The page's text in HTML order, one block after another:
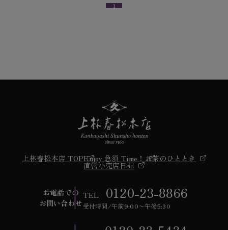
1
上林春松本店 TOPEnjoy 急須 Time！ お茶のひととき
直営小売店日記
お電話での
お問い合わせ
TEL 0120-23-8866
受付時間/午前9:00〜午後5:30